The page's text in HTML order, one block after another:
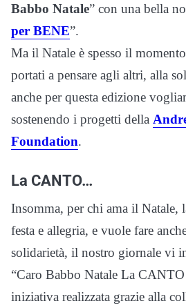
Babbo Natale” con una bella
per BENE”.
Ma il Natale è spesso il
portati a pensare agli altri, alla
anche per questa edizione
sostenendo i progetti della
Foundation.
La CANTO…
Insomma, per chi ama il Natale,
festa e allegria, e vuole fare
solidarietà, il nostro giornale vi
“Caro Babbo Natale La
iniziativa realizzata grazie alla